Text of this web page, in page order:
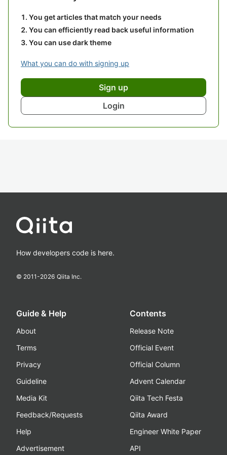
You get articles that match your needs
You can efficiently read back useful information
You can use dark theme
What you can do with signing up
Sign up
Login
How developers code is here.
© 2011-2026 Qiita Inc.
Guide & Help
About
Terms
Privacy
Guideline
Media Kit
Feedback/Requests
Help
Advertisement
Contents
Release Note
Official Event
Official Column
Advent Calendar
Qiita Tech Festa
Qiita Award
Engineer White Paper
API